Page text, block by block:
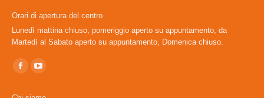
Orari di apertura del centro
Lunedì mattina chiuso, pomeriggio aperto su appuntamento, da
Martedì al Sabato aperto su appuntamento, Domenica chiuso.
Ci puoi trovare su:
FacebookYouTube